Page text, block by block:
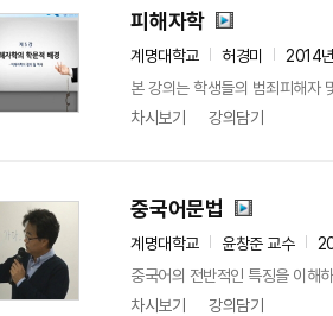
피해자학
계명대학교 허경미
2014
본 강의는 학생들의 범죄피해자
차시보기
강의담기
중국어문법
계명대학교 윤창준 교수
중국어의 전반적인 특징을 이해
차시보기
강의담기